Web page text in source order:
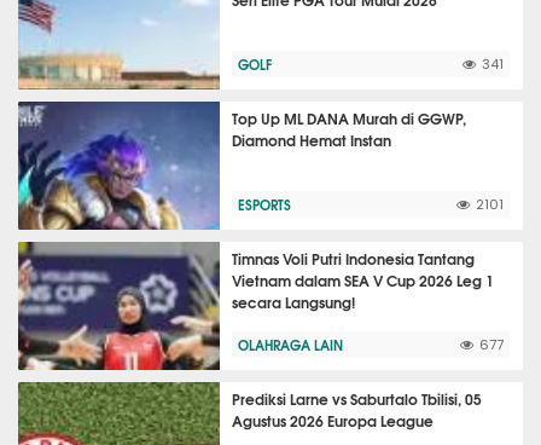
GOLF 341
Top Up ML DANA Murah di GGWP,
Diamond Hemat Instan
ESPORTS 2101
Timnas Voli Putri Indonesia Tantang
Vietnam dalam SEA V Cup 2026 Leg 1
secara Langsung!
OLAHRAGA LAIN 677
Prediksi Larne vs Saburtalo Tbilisi, 05
Agustus 2026 Europa League